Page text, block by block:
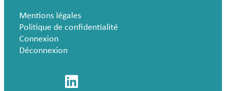
Mentions légales
Politique de confidentialité
Connexion
Déconnexion